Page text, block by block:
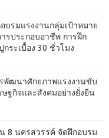
บรมแรงงานกลุ่มเป้าหมาย
รประกอบอาชีพ การฝึก
ระเบื้อง 30 ชั่วโมง
พัฒนาศักยภาพแรงงานขับ
ษฐกิจและสังคมอย่างยั่งยืน
8 นครสวรรค์ จัดฝึกอบรม